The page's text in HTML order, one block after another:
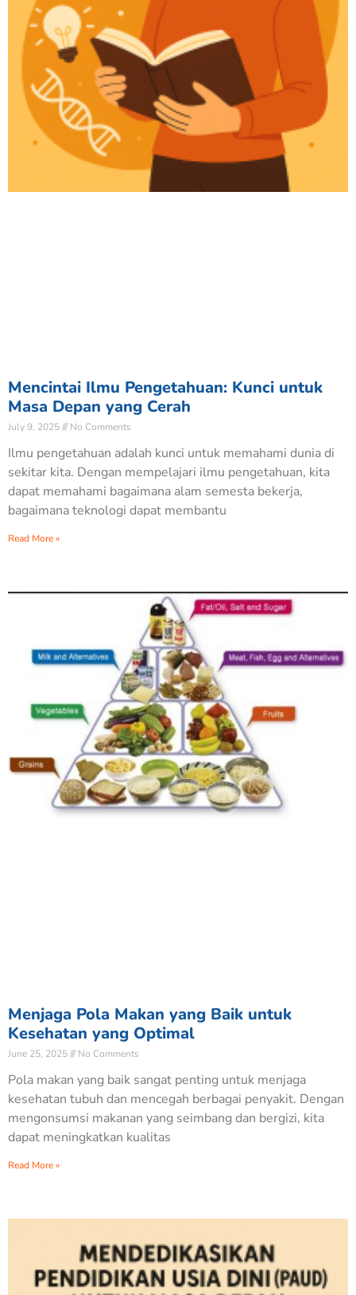
Mencintai Ilmu Pengetahuan: Kunci untuk
Masa Depan yang Cerah
July 9, 2025 No Comments
Ilmu pengetahuan adalah kunci untuk memahami dunia di
sekitar kita. Dengan mempelajari ilmu pengetahuan, kita
dapat memahami bagaimana alam semesta bekerja,
bagaimana teknologi dapat membantu
Read More »
Menjaga Pola Makan yang Baik untuk
Kesehatan yang Optimal
June 25, 2025 No Comments
Pola makan yang baik sangat penting untuk menjaga
kesehatan tubuh dan mencegah berbagai penyakit. Dengan
mengonsumsi makanan yang seimbang dan bergizi, kita
dapat meningkatkan kualitas
Read More »